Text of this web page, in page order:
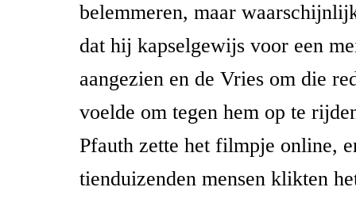
belemmeren, maar
dat hij kapselgewijs voor een
aangezien en de Vries om die
voelde om tegen hem op te
Pfauth zette het filmpje online,
tienduizenden mensen klikten